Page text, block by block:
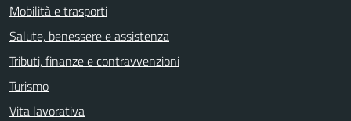
Mobilità e trasporti
Salute, benessere e assistenza
Tributi, finanze e contravvenzioni
Turismo
Vita lavorativa